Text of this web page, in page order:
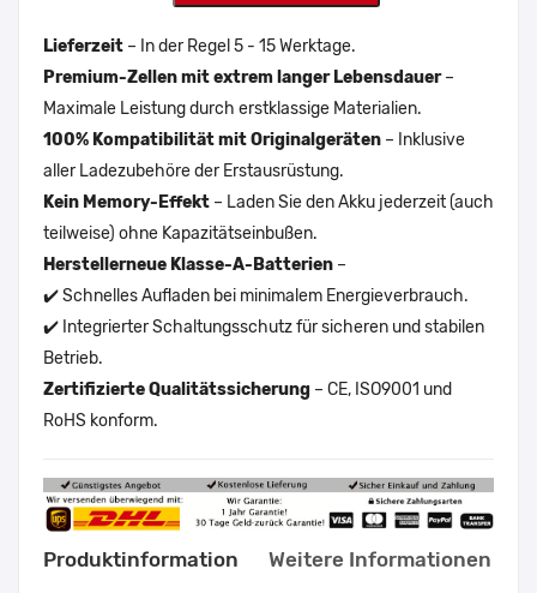
Lieferzeit – In der Regel 5 - 15 Werktage.
Premium-Zellen mit extrem langer Lebensdauer–
Maximale Leistung durch erstklassige Materialien.
100% Kompatibilität mit Originalgeräten – Inklusive
aller Ladezubehöre der Erstausrüstung.
Kein Memory-Effekt – Laden Sie den Akku jederzeit (auch
teilweise) ohne Kapazitätseinbußen.
Herstellerneue Klasse-A-Batterien –
✔️ Schnelles Aufladen bei minimalem Energieverbrauch.
✔️ Integrierter Schaltungsschutz für sicheren und stabilen
Betrieb.
Zertifizierte Qualitätssicherung – CE, ISO9001 und
RoHS konform.
Produktinformation Weitere Informationen